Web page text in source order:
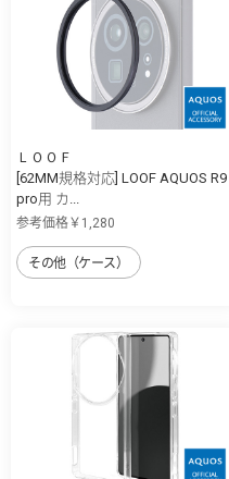
ＬＯＯＦ
[62MM規格対応] LOOF AQUOS R9
pro用 カ...
参考価格￥1,280
その他（ケース）